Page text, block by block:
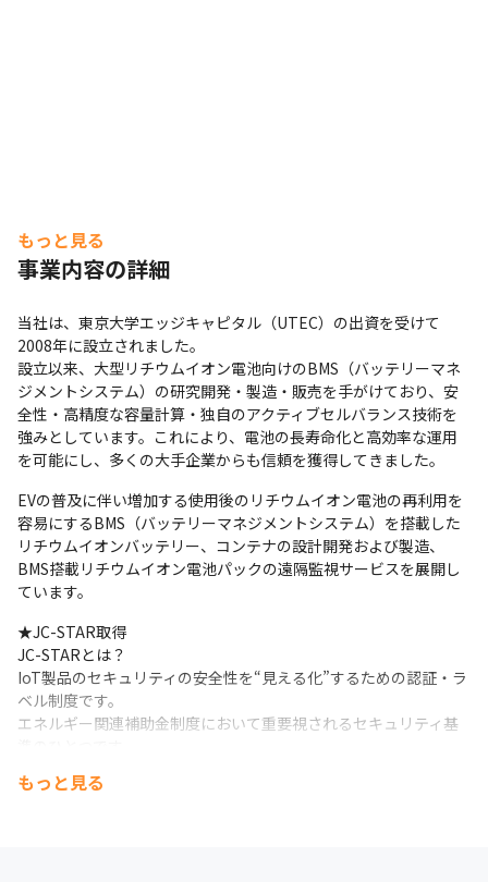
もっと見る
事業内容の詳細
当社は、東京大学エッジキャピタル（UTEC）の出資を受けて
2008年に設立されました。
設立以来、大型リチウムイオン電池向けのBMS（バッテリーマネ
ジメントシステム）の研究開発・製造・販売を手がけており、安
全性・高精度な容量計算・独自のアクティブセルバランス技術を
強みとしています。これにより、電池の長寿命化と高効率な運用
を可能にし、多くの大手企業からも信頼を獲得してきました。
EVの普及に伴い増加する使用後のリチウムイオン電池の再利用を
容易にするBMS（バッテリーマネジメントシステム）を搭載した
リチウムイオンバッテリー、コンテナの設計開発および製造、
BMS搭載リチウムイオン電池パックの遠隔監視サービスを展開し
ています。
★JC-STAR取得
JC-STARとは？
IoT製品のセキュリティの安全性を“見える化”するための認証・ラ
ベル制度です。
エネルギー関連補助金制度において重要視されるセキュリティ基
当社は2026年5月に「JC-STAR」の認証を累計2製品で取得してい
もっと見る